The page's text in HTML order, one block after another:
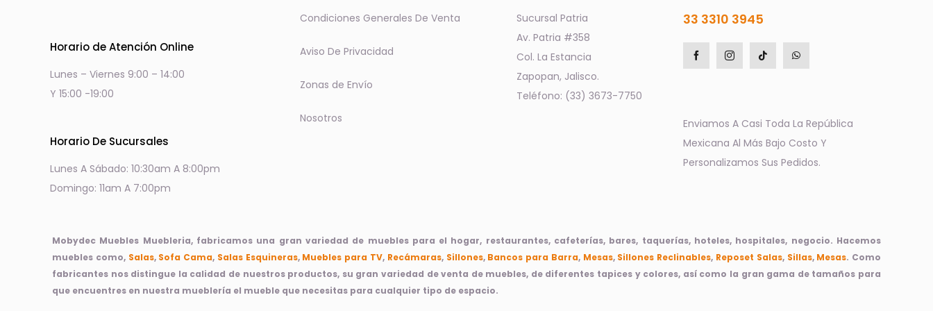
Horario de Atención Online
Lunes – Viernes 9:00 – 14:00
Y 15:00 -19:00
Horario De Sucursales
Lunes A Sábado: 10:30am A 8:00pm
Domingo: 11am A 7:00pm
Condiciones Generales De Venta
Aviso De Privacidad
Zonas de Envío
Nosotros
Sucursal Patria
Av. Patria #358
Col. La Estancia
Zapopan, Jalisco.
Teléfono: (33) 3673-7750
33 3310 3945
Enviamos A Casi Toda La República
Mexicana Al Más Bajo Costo Y
Personalizamos Sus Pedidos.
Mobydec Muebles Muebleria, fabricamos una gran variedad de muebles para el hogar, restaurantes, cafeterías, bares, taquerías, hoteles, hospitales, negocio. Hacemos
muebles como, Salas, Sofa Cama, Salas Esquineras, Muebles para TV, Recámaras, Sillones, Bancos para Barra, Mesas, Sillones Reclinables, Reposet Salas, Sillas, Mesas. Como
fabricantes nos distingue la calidad de nuestros productos, su gran variedad de venta de muebles, de diferentes tapices y colores, así como la gran gama de tamaños para
que encuentres en nuestra mueblería el mueble que necesitas para cualquier tipo de espacio.